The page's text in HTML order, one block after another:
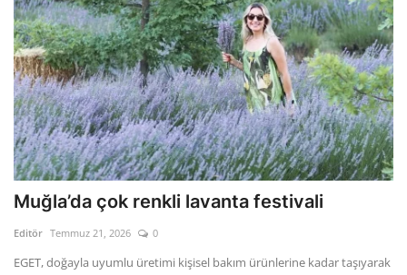
Muğla’da çok renkli lavanta festivali
Editör Temmuz 21, 2026 0
EGET, doğayla uyumlu üretimi kişisel bakım ürünlerine kadar taşıyarak